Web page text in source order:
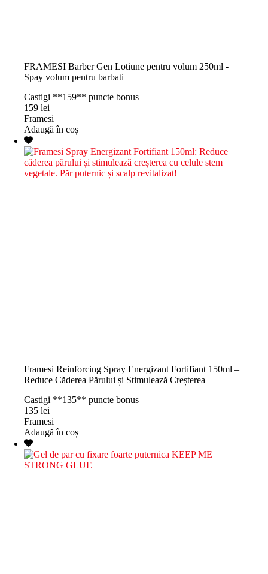
FRAMESI Barber Gen Lotiune pentru volum 250ml -
Spay volum pentru barbati
Castigi **159** puncte bonus
159 lei
Framesi
Adaugă în coș
Framesi Reinforcing Spray Energizant Fortifiant 150ml –
Reduce Căderea Părului și Stimulează Creșterea
Castigi **135** puncte bonus
135 lei
Framesi
Adaugă în coș